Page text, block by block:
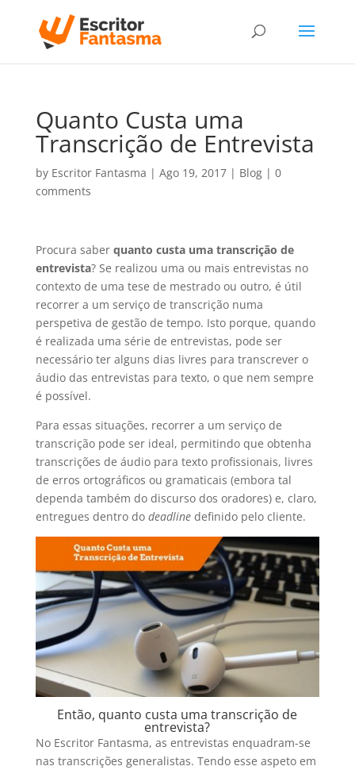
Quanto Custa uma
Transcrição de Entrevista
by Escritor Fantasma | Ago 19, 2017| Blog| 0
comments
Procura saber quanto custa uma transcrição de
entrevista? Se realizou uma ou mais entrevistas no
contexto de uma tese de mestrado ou outro, é útil
recorrer a um serviço de transcrição numa
perspetiva de gestão de tempo. Isto porque, quando
é realizada uma série de entrevistas, pode ser
necessário ter alguns dias livres para transcrever o
áudio das entrevistas para texto, o que nem sempre
é possível.
Para essas situações, recorrer a um serviço de
transcrição pode ser ideal, permitindo que obtenha
transcrições de áudio para texto profissionais, livres
de erros ortográficos ou gramaticais (embora tal
dependa também do discurso dos oradores) e, claro,
entregues dentro do deadlinedefinido pelo cliente.
Então, quanto custa uma transcrição de
entrevista?
No Escritor Fantasma, as entrevistas enquadram-se
nas transcrições generalistas. Tendo esse aspeto em